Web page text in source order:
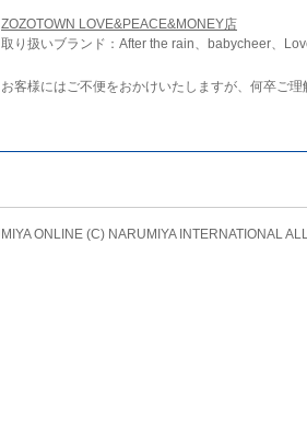
ZOZOTOWN LOVE&PEACE&MONEY店
取り扱いブランド：After the rain、babycheer、
お客様にはご不便をおかけいたしますが、何卒ご